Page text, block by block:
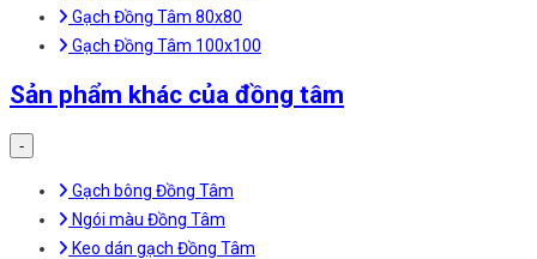
Gạch Đồng Tâm 80x80
Gạch Đồng Tâm 100x100
Sản phẩm khác của đồng tâm
-
Gạch bông Đồng Tâm
Ngói màu Đồng Tâm
Keo dán gạch Đồng Tâm